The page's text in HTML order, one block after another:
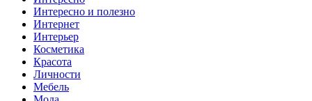
Интересно и полезно
Интернет
Интерьер
Косметика
Красота
Личности
Мебель